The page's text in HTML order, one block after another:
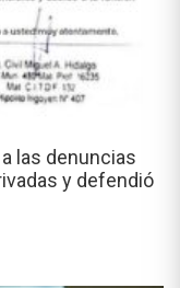
las denuncias
y defendió